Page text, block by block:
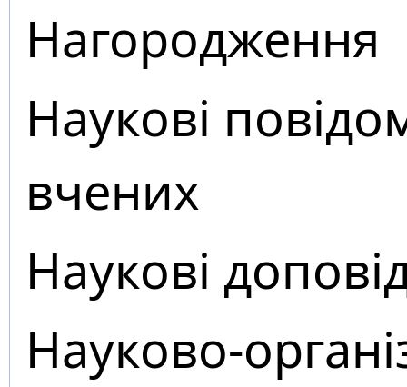
Нагородження
Наукові
вчених
Наукові
Науково-